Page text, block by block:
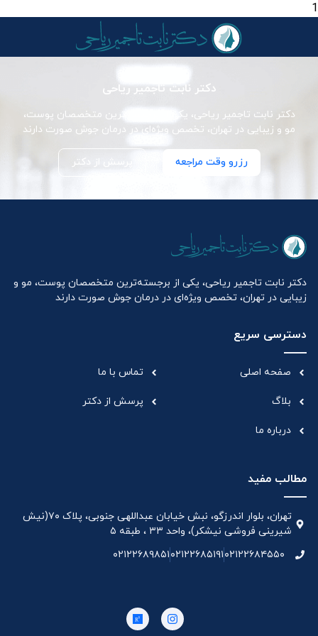
1
دکتر نابت تاجمیر ریاحی
دکتر نابت تاجمیر ریاحی، یکی از برجسته‌ترین متخصصان پوست،
مو و زیبایی در تهران، تخصص ویژه‌ای در درمان جوش صورت دارند
رزرو وقت مراجعه پرسش از دکتر
دکتر نابت تاجمیر ریاحی، یکی از برجسته‌ترین متخصصان پوست، مو و
زیبایی در تهران، تخصص ویژه‌ای در درمان جوش صورت دارند
دسترسی سریع
صفحه اصلی
بلاگ
درباره ما
تماس با ما
پرسش از دکتر
مطالب مفید
تهران، بلوار اندرزگو، نبش خیابان عبداللهی جنوبی، پلاک ۷۰(نیش
شیرینی فروشی نیشکر)، واحد ۳۳ ، طبقه ۵
۰۲۱۲۲۶۸۴۵۵۰۰۲۱۲۲۶۸۵۱۹۱۰۲۱۲۲۶۸۹۸۵۱